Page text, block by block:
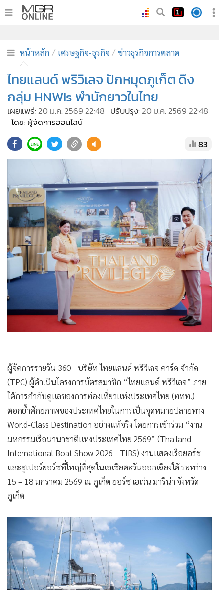
• ทันเหตุการณ์
• ภาคใต้
• ภูมิภาค
• Online Section
• บันเทิง
ผู้จัดการรายวัน
• คอลัมนิสต์
• ละคร
• Cyber BIZ
• ผู้จัดกวน
•
Good health & Well-being
Green Innovation & SD
• Management & HR
MGR Live
• Infographic
•
• ท่องเที่ยว
• เศรษฐกิจ-ธุรกิจ
• จีน
• ชุมชน-คุณภาพชีวิต
• อาชญากรรม
Motoring
วิทยาศาสตร์
• SMEs
• หุ้น
กองทุนรวม
Celeb Online
• Factcheck
• ญี่ปุ่น
• News1
หน้าหลัก เศรษฐกิจ-ธุรกิจ ข่าวธุรกิจการตลาด
ไทยแลนด์ พริวิเลจ ปักหมุดภูเก็ต ดึง
กลุ่ม HNWIs พำนักยาวในไทย
เผยแพร่: 20 ม.ค. 2569 22:48 ปรับปรุง: 20 ม.ค. 2569 22:48
โดย: ผู้จัดการออนไลน์
83
ผู้จัดการรายวัน 360 - บริษัท ไทยแลนด์ พริวิเลจ คาร์ด จำกัด
(TPC) ผู้ดำเนินโครงการบัตรสมาชิก “ไทยแลนด์ พริวิเลจ” ภาย
ใต้การกำกับดูแลของการท่องเที่ยวแห่งประเทศไทย (ททท.)
ตอกย้ำศักยภาพของประเทศไทยในการเป็นจุดหมายปลายทาง
World-Class Destination อย่างแท้จริง โดยการเข้าร่วม “งาน
มหกรรมเรือนานาชาติแห่งประเทศไทย 2569” (Thailand
International Boat Show 2026 - TIBS) งานแสดงเรือยอร์ช
และซูเปอร์ยอร์ชที่ใหญ่ที่สุดในเอเชียตะวันออกเฉียงใต้ ระหว่าง
15 – 18 มกราคม 2569 ณ ภูเก็ต ยอร์ช เฮเว่น มารีน่า จังหวัด
ภูเก็ต